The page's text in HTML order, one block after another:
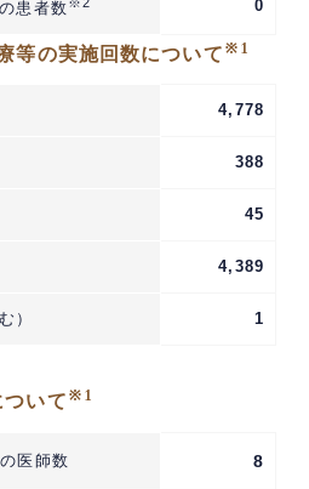
患者数 0
等の実施回数について※1
4,778
388
45
4,389
） 1
いて※1
医師数 8